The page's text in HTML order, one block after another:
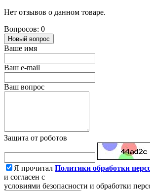
Нет отзывов о данном товаре.
Вопросов: 0
Новый вопрос
Ваше имя
Ваш e-mail
Ваш вопрос
Защита от роботов
Я прочитал Политики обработки
и согласен с
условиями безопасности и обработки